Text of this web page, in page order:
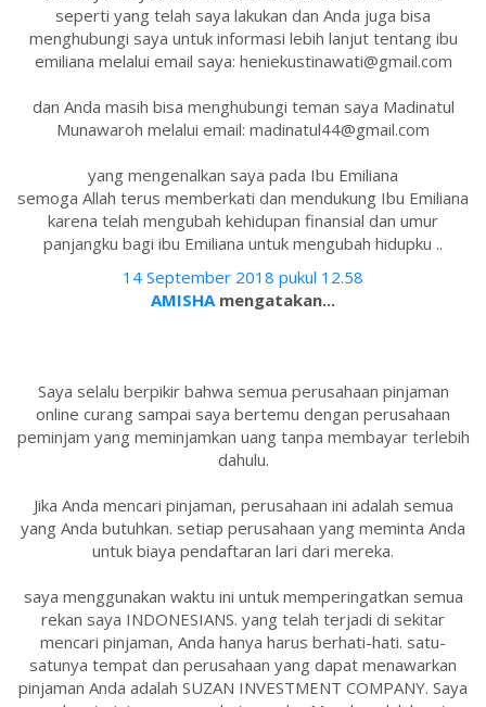
seperti yang telah saya lakukan dan Anda juga bisa
menghubungi saya untuk informasi lebih lanjut tentang ibu
emiliana melalui email saya: heniekustinawati@gmail.com
dan Anda masih bisa menghubungi teman saya Madinatul
Munawaroh melalui email: madinatul44@gmail.com
yang mengenalkan saya pada Ibu Emiliana
semoga Allah terus memberkati dan mendukung Ibu Emiliana
karena telah mengubah kehidupan finansial dan umur
panjangku bagi ibu Emiliana untuk mengubah hidupku ..
14 September 2018 pukul 12.58
AMISHAmengatakan...
Saya selalu berpikir bahwa semua perusahaan pinjaman
online curang sampai saya bertemu dengan perusahaan
peminjam yang meminjamkan uang tanpa membayar terlebih
dahulu.
Jika Anda mencari pinjaman, perusahaan ini adalah semua
yang Anda butuhkan. setiap perusahaan yang meminta Anda
untuk biaya pendaftaran lari dari mereka.
saya menggunakan waktu ini untuk memperingatkan semua
rekan saya INDONESIANS. yang telah terjadi di sekitar
mencari pinjaman, Anda hanya harus berhati-hati. satu-
satunya tempat dan perusahaan yang dapat menawarkan
pinjaman Anda adalah SUZAN INVESTMENT COMPANY. Saya